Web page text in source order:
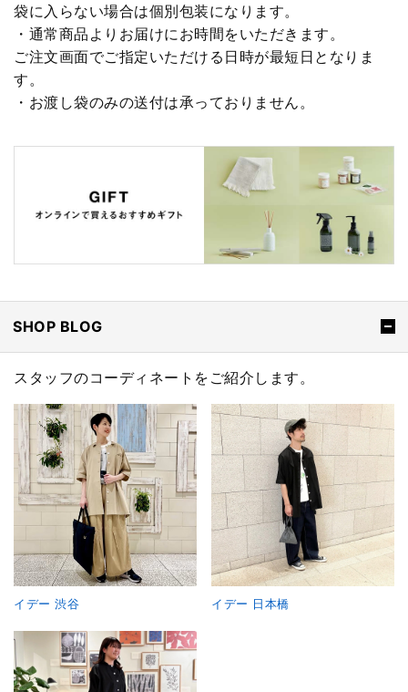
袋に入らない場合は個別包装になります。
・通常商品よりお届けにお時間をいただきます。
ご注文画面でご指定いただける日時が最短日となりま
す。
・お渡し袋のみの送付は承っておりません。
SHOP BLOG
スタッフのコーディネートをご紹介します。
イデー 渋谷 イデー 日本橋